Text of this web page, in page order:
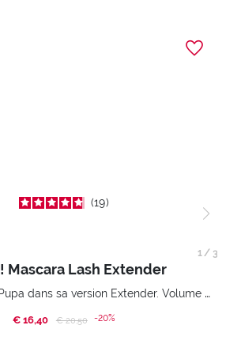
19
Mascara Lash Extender
Le mascara de Pupa dans sa version Extender. Volume extension 3D. Des cils amplifiés et liftés à l’infini.
€ 16,40 Price reduced from
€ 20,50to-20%
1/ 3